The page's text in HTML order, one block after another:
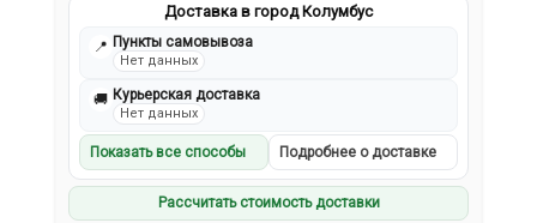
Доставка в город Колумбус
📍 Пункты самовывоза
Нет данных
🚚 Курьерская доставка
Нет данных
Показать все способы Подробнее о доставке
Рассчитать стоимость доставки